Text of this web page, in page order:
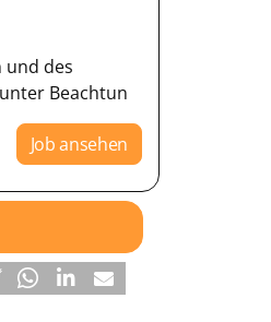
des
Beachtun
Job ansehen